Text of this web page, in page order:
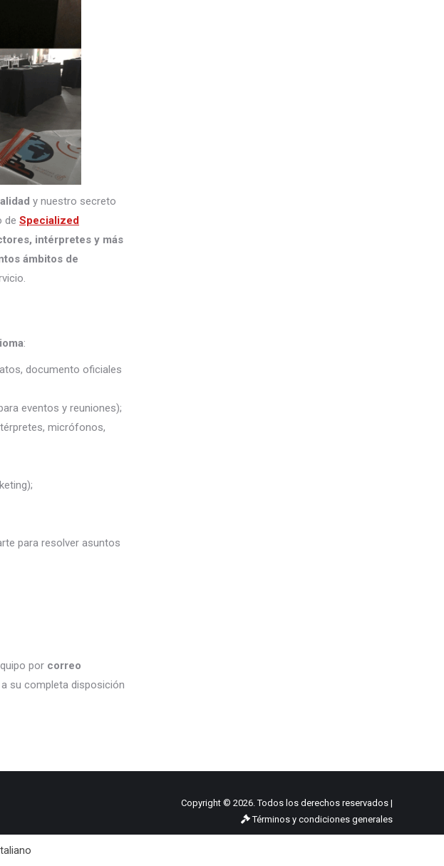
y nuestro secreto
de Specialized
intérpretes y más
ámbitos de
:
documento oficiales
eventos y reuniones);
micrófonos,
para resolver asuntos
por correo
su completa disposición
Copyright © 2026. Todos los derechos reservados |
Términos y condiciones generales